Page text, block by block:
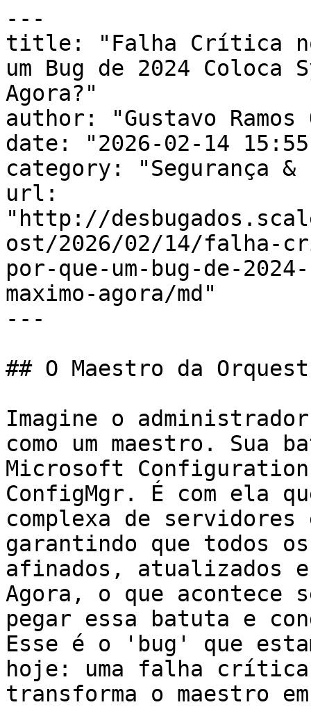
---
title: "Falha Crítica no
um Bug de 2024 Coloca
Agora?"
author: "Gustavo
date: "2026-02-14
category: "Segurança
url:
"http://
ost/2026/02/14/falha-
por-que-um-bug-de-
maximo-agora/md"
---
## O Maestro da
Imagine o
como um maestro. Sua
Microsoft Configuration
ConfigMgr. É com ela
complexa de
garantindo que todos
afinados, atualizados
Agora, o que acontece
pegar essa batuta e
Esse é o 'bug' que
hoje: uma falha
transforma o maestro